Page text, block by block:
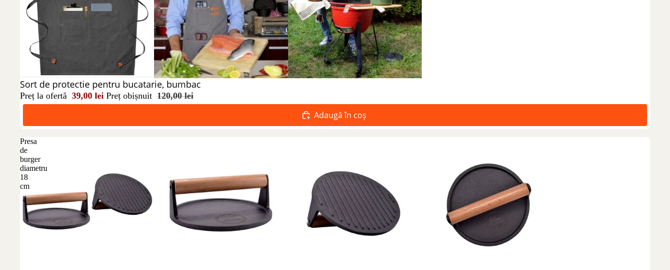
Reducere 68%
Sort de protectie pentru bucatarie, bumbac
Preț la ofertă 39,00 lei Preț obișnuit 120,00 lei
Adaugă în coș
Presa
de
burger
diametru
18
cm